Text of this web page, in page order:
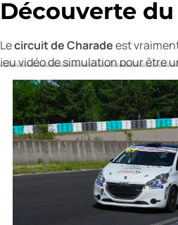
Découverte
Lecircuit de Charadeest
jeu vidéo de simulation pour être